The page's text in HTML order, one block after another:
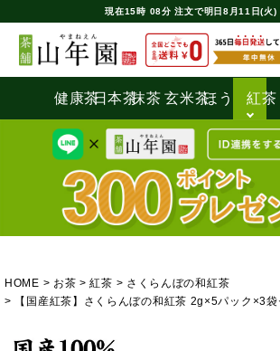
現在15時 08分 注文で明日8月11日(火)
健康茶日本茶抹茶 玄米茶ほうじ茶
紅茶
HOME お茶 紅茶
さくらんぼの和紅茶
【国産紅茶】さくらんぼの和紅茶 2g×5パック×3袋